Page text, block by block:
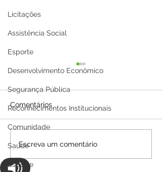
Licitações
Assistência Social
Esporte
Desenvolvimento Econômico
Segurança Pública
Reconhecimentos Institucionais
Comunidade
Saúde
Esporte
Servidores de Capixaba
participam de Curso
sobre transparência de
Comentários
Escreva um comentário